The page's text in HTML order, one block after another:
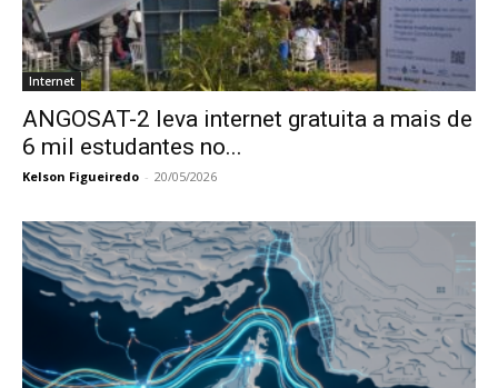
Internet
ANGOSAT-2 leva internet gratuita a mais de
6 mil estudantes no...
Kelson Figueiredo - 20/05/2026